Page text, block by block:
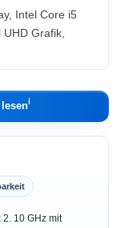
ℹ︎
10 GHz mit